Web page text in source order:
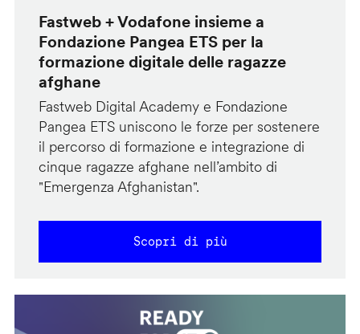
Fastweb + Vodafone insieme a
Fondazione Pangea ETS per la
formazione digitale delle ragazze
afghane
Fastweb Digital Academy e Fondazione
Pangea ETS uniscono le forze per sostenere
il percorso di formazione e integrazione di
cinque ragazze afghane nell’ambito di
"Emergenza Afghanistan".
Scopri di più